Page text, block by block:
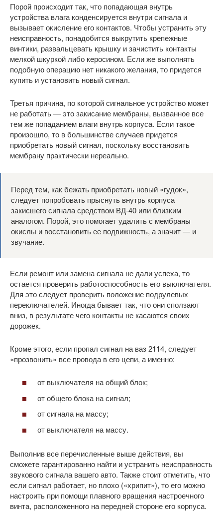
Порой происходит так, что попадающая внутрь
устройства влага конденсируется внутри сигнала и
вызывает окисление его контактов. Чтобы устранить эту
неисправность, понадобится выкрутить крепежные
винтики, развальцевать крышку и зачистить контакты
мелкой шкуркой либо керосином. Если же выполнять
подобную операцию нет никакого желания, то придется
купить и установить новый сигнал.
Третья причина, по которой сигнальное устройство может
не работать — это закисание мембраны, вызванное все
тем же попаданием влаги внутрь корпуса. Если такое
произошло, то в большинстве случаев придется
приобретать новый сигнал, поскольку восстановить
мембрану практически нереально.
Перед тем, как бежать приобретать новый «гудок»,
следует попробовать прыснуть внутрь корпуса
закисшего сигнала средством ВД-40 или близким
аналогом. Порой, это помогает удалить с мембраны
окислы и восстановить ее подвижность, а значит — и
звучание.
Если ремонт или замена сигнала не дали успеха, то
остается проверить работоспособность его выключателя.
Для это следует проверить положение подрулевых
переключателей. Иногда бывает так, что они сползают
вниз, в результате чего контакты не касаются своих
дорожек.
Кроме этого, если пропал сигнал на ваз 2114, следует
«прозвонить» все провода в его цепи, а именно:
от выключателя на общий блок;
от общего блока на сигнал;
от сигнала на массу;
от выключателя на массу.
Выполнив все перечисленные выше действия, вы
сможете гарантированно найти и устранить неисправность
звукового сигнала вашего авто. Также стоит отметить, что
если сигнал работает, но плохо («хрипит»), то его можно
настроить при помощи плавного вращения настроечного
винта, расположенного на передней стороне его корпуса.